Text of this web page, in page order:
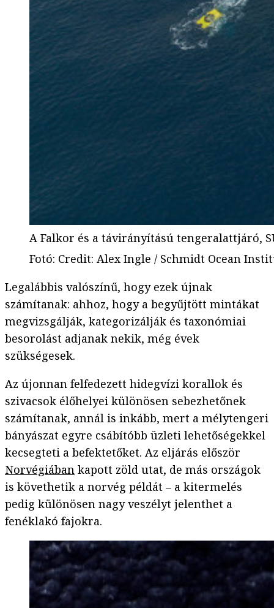
A Falkor és a távirányítású tengeralattjáró,
Fotó: Credit: Alex Ingle / Schmidt Ocean
Legalábbis valószínű, hogy ezek újnak
számítanak: ahhoz, hogy a begyűjtött mintákat
megvizsgálják, kategorizálják és taxonómiai
besorolást adjanak nekik, még évek
szükségesek.
Az újonnan felfedezett hidegvízi korallok és
szivacsok élőhelyei különösen sebezhetőnek
számítanak, annál is inkább, mert a mélytengeri
bányászat egyre csábítóbb üzleti lehetőségekkel
kecsegteti a befektetőket. Az eljárás először
Norvégiában kapott zöld utat, de más országok
is követhetik a norvég példát – a kitermelés
pedig különösen nagy veszélyt jelenthet a
fenéklakó fajokra.